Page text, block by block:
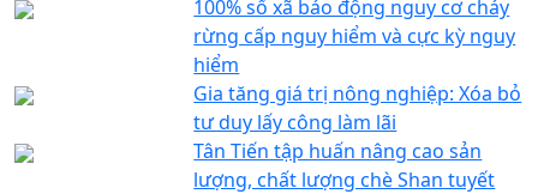
100% số xã báo động nguy cơ cháy
rừng cấp nguy hiểm và cực kỳ nguy
hiểm
Gia tăng giá trị nông nghiệp: Xóa bỏ
tư duy lấy công làm lãi
Tân Tiến tập huấn nâng cao sản
lượng, chất lượng chè Shan tuyết